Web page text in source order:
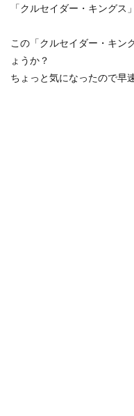
「クルセイダー・キングス」
この「クルセイダー・キン
ょうか？
ちょっと気になったので早